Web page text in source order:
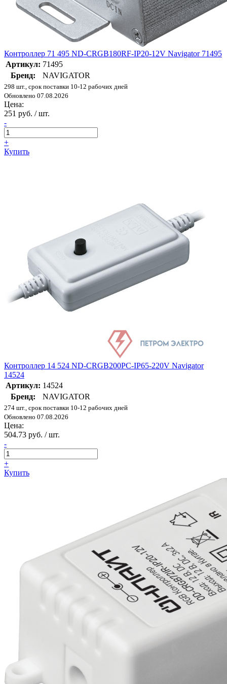
Контроллер 71 495 ND-CRGB180RF-IP20-12V Navigator 71495
Артикул: 71495
Бренд:
NAVIGATOR
298 шт., срок поставки 10-12 рабочих дней
Обновлено 07.08.2026
Цена:
251 руб. / шт.
-
+
Купить
Контроллер 14 524 ND-CRGB200PC-IP65-220V Navigator
14524
Артикул: 14524
Бренд:
NAVIGATOR
274 шт., срок поставки 10-12 рабочих дней
Обновлено 07.08.2026
Цена:
504.73 руб. / шт.
-
+
Купить